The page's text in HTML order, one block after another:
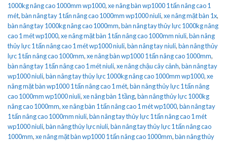
1000kg nâng cao 1000mm wp1000,xe nâng bàn wp1000 1 tấn nâng cao 1
mét,bàn nâng tay 1 tấn nâng cao 1000mm wp1000 niuli,xe nâng mặt bàn 1x,
bàn nâng tay 1000kg nâng cao 1000mm,bàn nâng tay thủy lực 1000kg nâng
cao 1 mét wp1000,xe nâng mặt bàn 1 tấn nâng cao 1000mm niuli,bàn nâng
thủy lực 1 tấn nâng cao 1 mét wp1000 niuli,bàn nâng tay niuli,bàn nâng thủy
lực 1 tấn nâng cao 1000mm,xe nâng bàn wp1000 1 tấn nâng cao 1000mm,
bàn nâng tay 1 tấn nâng cao 1 mét niuli,xe nâng chậu cây cảnh,bàn nâng tay
wp1000 niuli,bàn nâng tay thủy lực 1000kg nâng cao 1000mm wp1000,xe
nâng mặt bàn wp1000 1 tấn nâng cao 1 mét,bàn nâng thủy lực 1 tấn nâng
cao 1000mm wp1000 niuli,xe nâng bàn 1 tầng,bàn nâng thủy lực 1000kg
nâng cao 1000mm,xe nâng bàn 1 tấn nâng cao 1 mét wp1000,bàn nâng tay
1 tấn nâng cao 1000mm niuli,bàn nâng tay thủy lực 1 tấn nâng cao 1 mét
wp1000 niuli,bàn nâng thủy lực niuli,bàn nâng tay thủy lực 1 tấn nâng cao
1000mm,xe nâng mặt bàn wp1000 1 tấn nâng cao 1000mm,bàn nâng thủy